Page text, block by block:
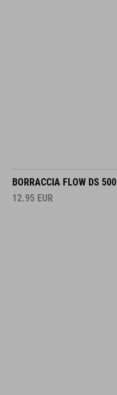
BORRACCIA FLOW DS 500
12.95 EUR